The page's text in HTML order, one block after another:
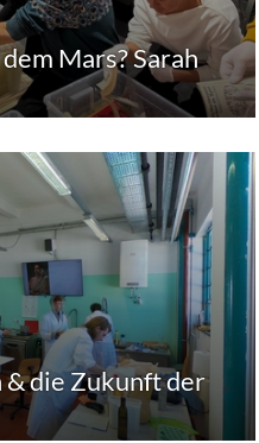
Mars? Sarah
die Zukunft der